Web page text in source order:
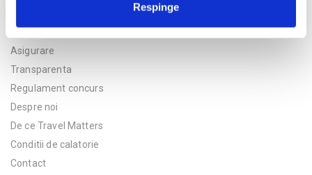
Respinge
Asigurare
Transparenta
Regulament concurs
Despre noi
De ce Travel Matters
Conditii de calatorie
Contact